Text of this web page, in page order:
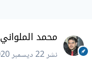
محمد الملواني
نشر22 ديسمبر 2020